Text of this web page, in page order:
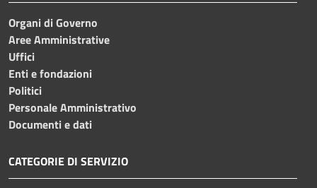
Organi di Governo
Aree Amministrative
Uffici
Enti e fondazioni
Politici
Personale Amministrativo
Documenti e dati
CATEGORIE DI SERVIZIO